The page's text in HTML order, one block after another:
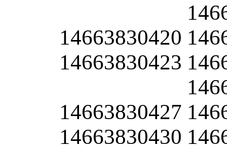
14663830420
14663830423
14663830427
14663830430